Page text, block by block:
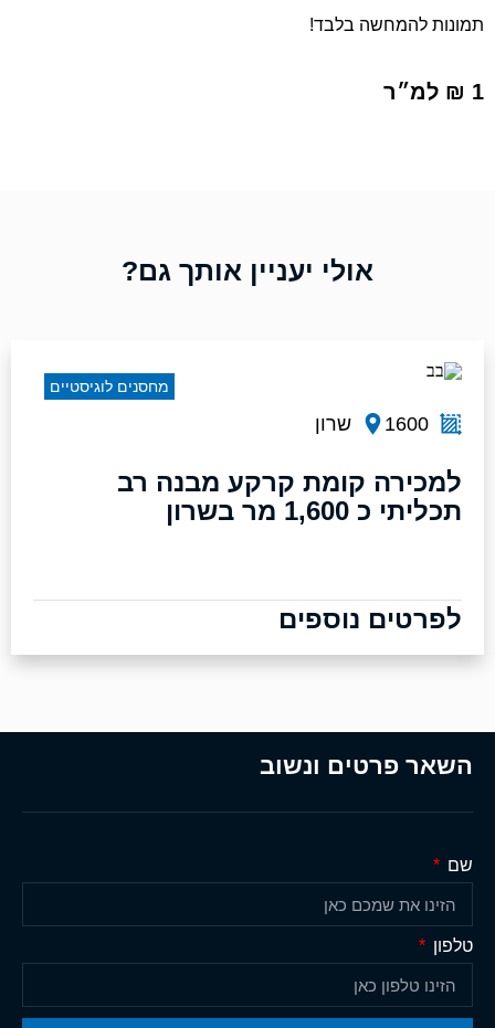
תמונות להמחשה בלבד!
1 ₪ למ״ר
אולי יעניין אותך גם?
1600 שרון
למכירה קומת קרקע מבנה רב
תכליתי כ 1,600 מר בשרון
לפרטים נוספים
מחסנים לוגיסטיים
השאר פרטים ונשוב
שם
טלפון